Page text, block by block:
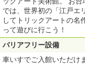
では、世界初の「江戸エ
してトリックアートの名
って遊びに行こう！
バリアフリー設備
車いすでご入館いただけ